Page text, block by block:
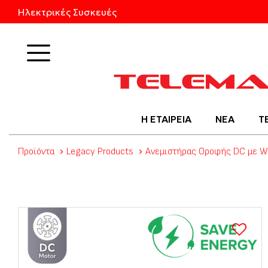
Ηλεκτρικές Συσκευές
Η ΕΤΑΙΡΕΙΑ ΝΕΑ
Προϊόντα Legacy Products Ανεμιστήρας Οροφής DC με